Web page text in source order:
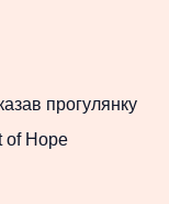
прогулянку
of Hope